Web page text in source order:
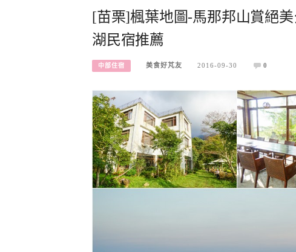
[苗栗]楓葉地圖-馬那邦山賞絕
湖民宿推薦
中部住宿 美食好芃友 2016-09-30 0